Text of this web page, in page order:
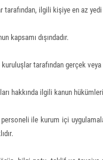
ilgili kişiye en az
kapsamı dışındadır.
tarafından gerçek
hakkında ilgili kanun hükümleri
ile kurum içi